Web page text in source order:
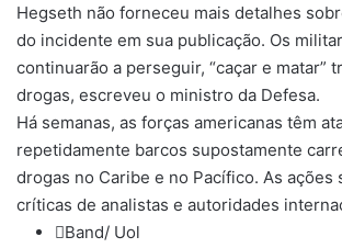
Hegseth não forneceu mais detalhes
do incidente em sua publicação. Os
continuarão a perseguir, “caçar e matar”
drogas, escreveu o ministro da Defesa.
Há semanas, as forças americanas têm
repetidamente barcos supostamente
drogas no Caribe e no Pacífico. As ações
críticas de analistas e autoridades
Band/ Uol